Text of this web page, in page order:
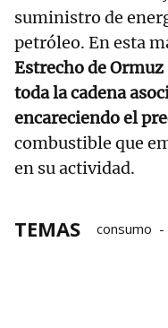
suministro de
petróleo. En esta
Estrecho de
toda la cadena
encareciendo el
combustible que
en su actividad.
TEMAS consumo